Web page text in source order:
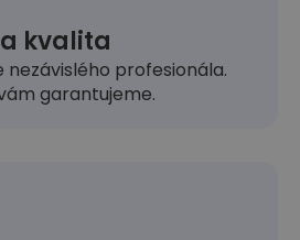
kvalita
profesionála.
garantujeme.